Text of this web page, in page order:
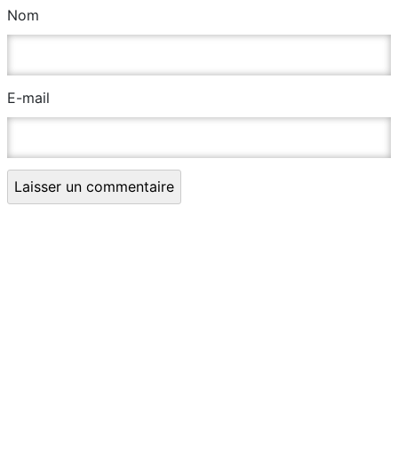
Nom
E-mail